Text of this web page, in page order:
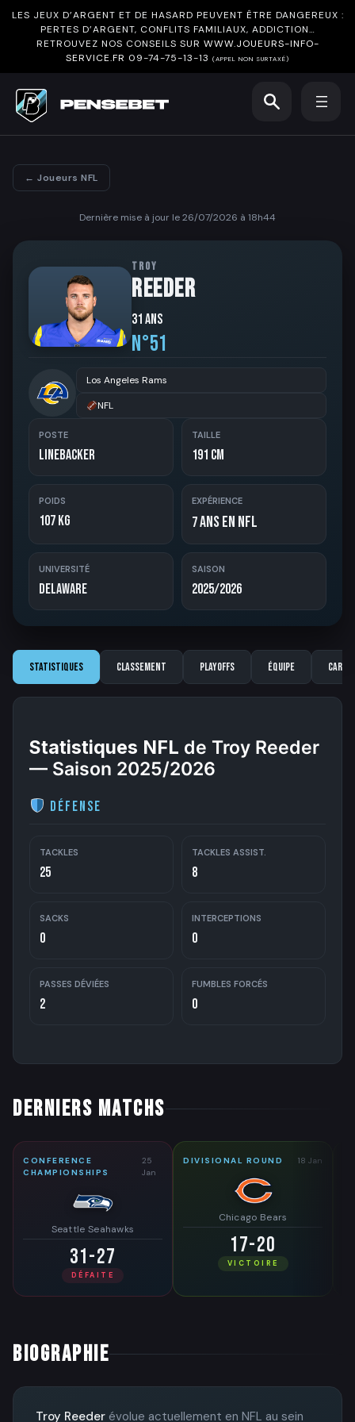
LES JEUX D’ARGENT ET DE HASARD PEUVENT ÊTRE DANGEREUX :
PERTES D’ARGENT, CONFLITS FAMILIAUX, ADDICTION…
RETROUVEZ NOS CONSEILS SUR WWW.JOUEURS-INFO-
SERVICE.FR 09-74-75-13-13 (APPEL NON SURTAXÉ)
← Joueurs NFL
Dernière mise à jour le 26/07/2026 à 18h44
TROY
REEDER
31 ans
N°51
Los Angeles Rams
NFL
POSTE
Linebacker
TAILLE
191 cm
POIDS
107 kg
EXPÉRIENCE
7ans en NFL
UNIVERSITÉ
Delaware
SAISON
2025/2026
Statistiques Classement Playoffs Équipe
Statistiques NFL de Troy Reeder
— Saison 2025/2026
Défense
TACKLES
25
TACKLES ASSIST.
8
SACKS
0
INTERCEPTIONS
0
PASSES DÉVIÉES
2
FUMBLES FORCÉS
0
DERNIERS MATCHS
CONFERENCE
CHAMPIONSHIPS
25
Jan
Seattle Seahawks
31-27
DÉFAITE
DIVISIONAL ROUND 18 Jan
Chicago Bears
17-20
VICTOIRE
BIOGRAPHIE
Troy Reeder évolue actuellement en NFL au sein